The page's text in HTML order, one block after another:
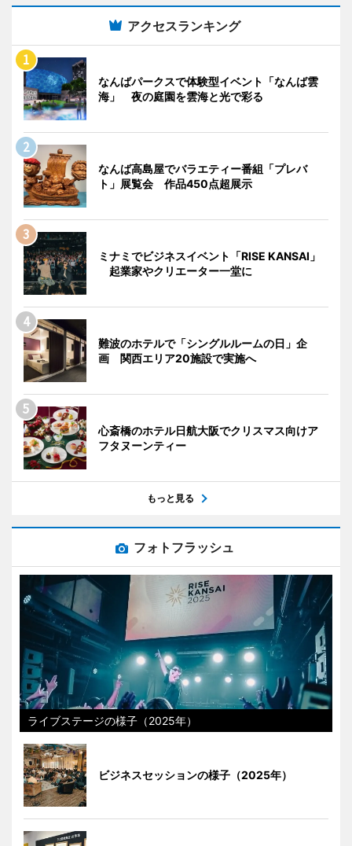
アクセスランキング
なんばパークスで体験型イベント「なんば雲
海」 夜の庭園を雲海と光で彩る
なんば高島屋でバラエティー番組「プレバ
ト」展覧会 作品450点超展示
ミナミでビジネスイベント「RISE KANSAI」
起業家やクリエーター一堂に
難波のホテルで「シングルルームの日」企
画 関西エリア20施設で実施へ
心斎橋のホテル日航大阪でクリスマス向けア
フタヌーンティー
もっと見る
フォトフラッシュ
ライブステージの様子（2025年）
ビジネスセッションの様子（2025年）